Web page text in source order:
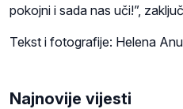
pokojni i sada nas uči!”,
Tekst i fotografije: Helena
Najnovije vijesti